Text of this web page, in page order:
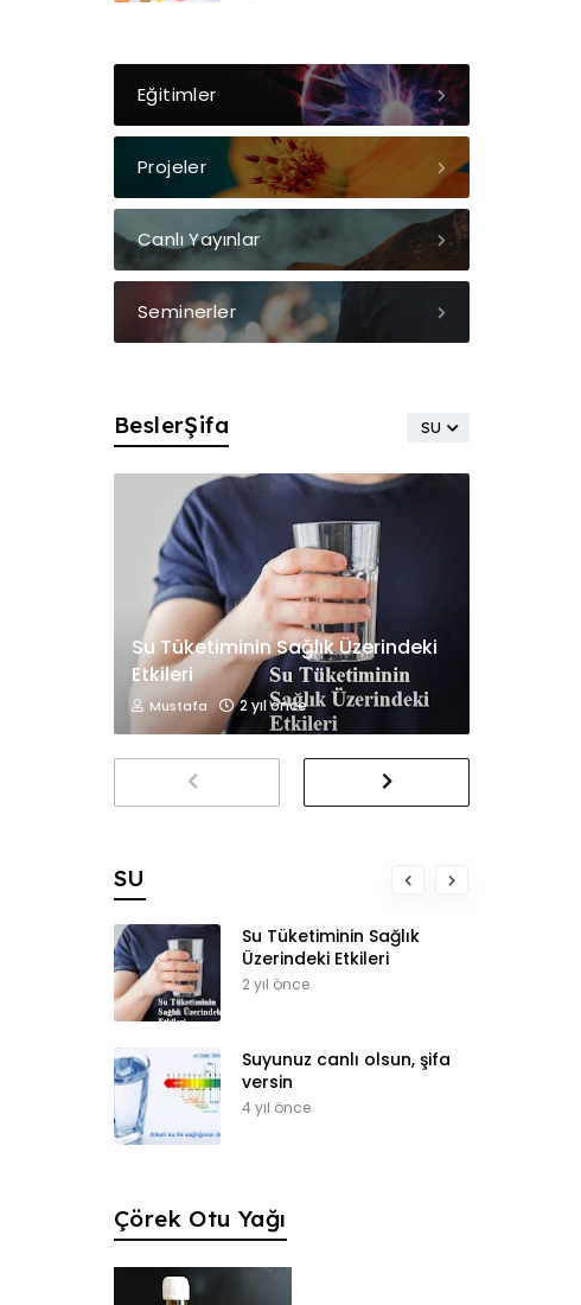
Eğitimler
Projeler
Canlı Yayınlar
Seminerler
SU
BeslerŞifa
Su Tüketiminin Sağlık Üzerindeki
Etkileri
Mustafa 2 yıl önce
SU
Su Tüketiminin Sağlık
Üzerindeki Etkileri
2 yıl önce
Suyunuz canlı olsun, şifa
versin
4 yıl önce
Çörek Otu Yağı